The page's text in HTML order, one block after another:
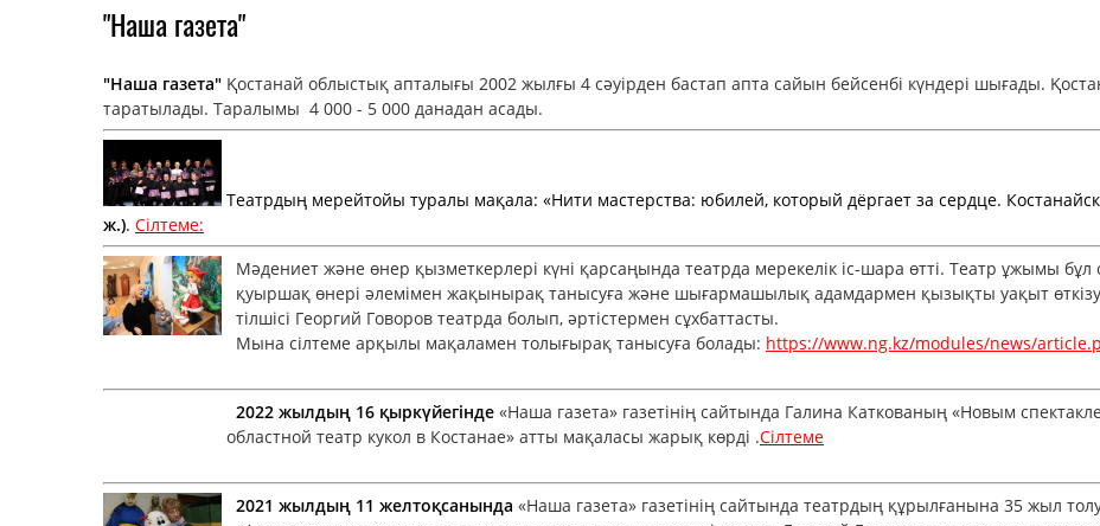
"Наша газета"
"Наша газета" Қостанай облыстық апталығы 2002 жылғы 4 сәуірден бастап апта сайын бейсенбі күндері шығады.
таратылады. Таралымы 4 000 - 5 000 данадан асады.
Театрдың мерейтойы туралы мақала: «Нити мастерства: юбилей, который дёргает за сердце.
ж.). Сілтеме:
Мәдениет және өнер қызметкерлері күні қарсаңында театрда мерекелік іс-шара өтті. Театр ұжымы бұл
қуыршақ өнері әлемімен жақынырақ танысуға және шығармашылық адамдармен қызықты уақыт өткізуге
тілшісі Георгий Говоров театрда болып, әртістермен сұхбаттасты.
Мына сілтеме арқылы мақаламен толығырақ танысуға болады: https://www.ng.kz/modules/news/
2022 жылдың 16 қыркүйегінде «Наша газета» газетінің сайтында Галина Каткованың «Новым
областной театр кукол в Костанае» атты мақаласы жарық көрді .Сілтеме
2021 жылдың 11 желтоқсанында «Наша газета» газетінің сайтында театрдың құрылғанына 35 жыл